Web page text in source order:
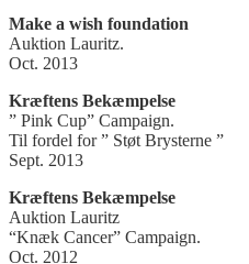
Make a wish foundation
Auktion Lauritz.
Oct. 2013
Kræftens Bekæmpelse
” Pink Cup” Campaign.
Til fordel for ” Støt Brysterne ”
Sept. 2013
Kræftens Bekæmpelse
Auktion Lauritz
“Knæk Cancer” Campaign.
Oct. 2012